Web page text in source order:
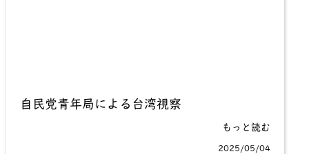
自民党青年局による台湾視察
もっと読む
2025/05/04